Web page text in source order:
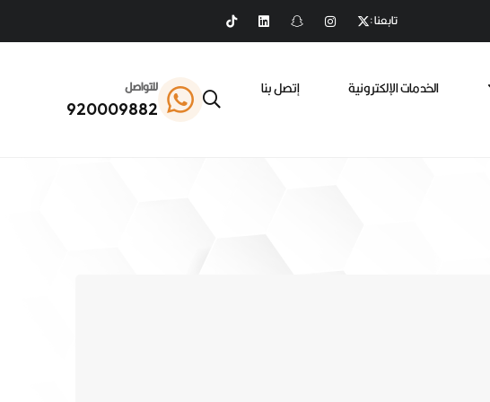
تابعنا :
الخدمات الإلكترونية
إتصل بنا
للتواصل
920009882